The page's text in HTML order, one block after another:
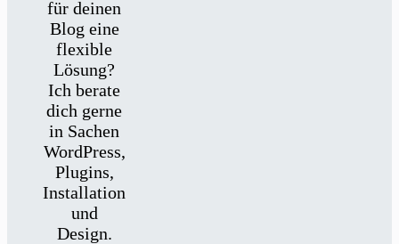
für deinen
Blog eine
flexible
Lösung?
Ich berate
dich gerne
in Sachen
WordPress,
Plugins,
Installation
und
Design.